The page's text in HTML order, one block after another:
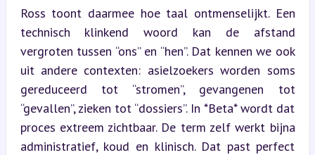
Ross toont daarmee hoe taal ontmenselijkt. Een
technisch klinkend woord kan de afstand
vergroten tussen “ons” en “hen”. Dat kennen we ook
uit andere contexten: asielzoekers worden soms
gereduceerd tot “stromen”, gevangenen tot
“gevallen”, zieken tot “dossiers”. In *Beta* wordt dat
proces extreem zichtbaar. De term zelf werkt bijna
administratief, koud en klinisch. Dat past perfect